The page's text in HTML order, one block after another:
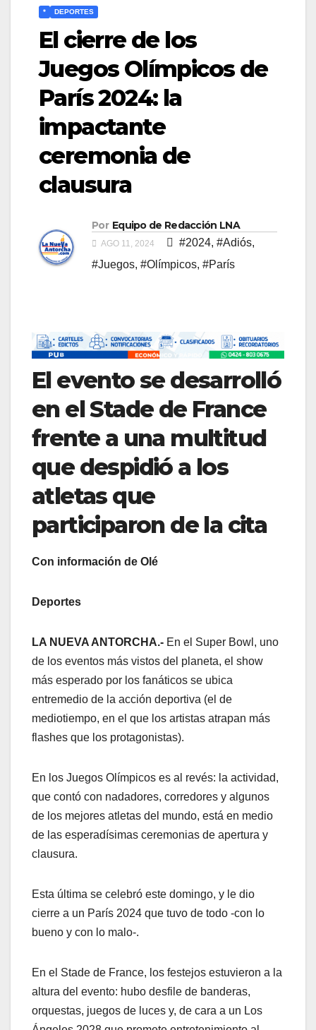
* DEPORTES
El cierre de los
Juegos Olímpicos de
París 2024: la
impactante
ceremonia de
clausura
Por Equipo de Redacción LNA
AGO 11, 2024 #2024, #Adiós,
#Juegos, #Olímpicos, #París
El evento se desarrolló
en el Stade de France
frente a una multitud
que despidió a los
atletas que
participaron de la cita
Con información de Olé
Deportes
LA NUEVA ANTORCHA.- En el Super Bowl, uno
de los eventos más vistos del planeta, el show
más esperado por los fanáticos se ubica
entremedio de la acción deportiva (el de
mediotiempo, en el que los artistas atrapan más
flashes que los protagonistas).
En los Juegos Olímpicos es al revés: la actividad,
que contó con nadadores, corredores y algunos
de los mejores atletas del mundo, está en medio
de las esperadísimas ceremonias de apertura y
clausura.
Esta última se celebró este domingo, y le dio
cierre a un París 2024 que tuvo de todo -con lo
bueno y con lo malo-.
En el Stade de France, los festejos estuvieron a la
altura del evento: hubo desfile de banderas,
orquestas, juegos de luces y, de cara a un Los